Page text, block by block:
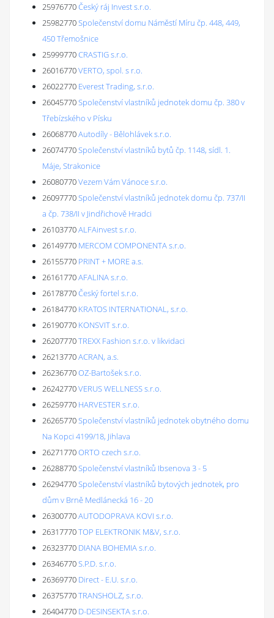
25976770Český ráj Invest s.r.o.
25982770Společenství domu Náměstí Míru čp. 448, 449,
450 Třemošnice
25999770CRASTIG s.r.o.
26016770VERTO, spol. s r.o.
26022770 Everest Trading, s.r.o.
26045770Společenství vlastníků jednotek domu čp. 380 v
Třebízského v Písku
26068770Autodíly - Bělohlávek s.r.o.
26074770Společenství vlastníků bytů čp. 1148, sídl. 1.
Máje, Strakonice
26080770Vezem Vám Vánoce s.r.o.
26097770Společenství vlastníků jednotek domu čp. 737/II
a čp. 738/II v Jindřichově Hradci
26103770ALFAinvest s.r.o.
26149770 MERCOM COMPONENTA s.r.o.
26155770 PRINT + MORE a.s.
26161770AFALINA s.r.o.
26178770Český fortel s.r.o.
26184770 KRATOS INTERNATIONAL, s.r.o.
26190770 KONSVIT s.r.o.
26207770TREXX Fashion s.r.o. v likvidaci
26213770ACRAN, a.s.
26236770OZ-Bartošek s.r.o.
26242770VERUS WELLNESS s.r.o.
26259770 HARVESTER s.r.o.
26265770Společenství vlastníků jednotek obytného domu
Na Kopci 4199/18, Jihlava
26271770ORTO czech s.r.o.
26288770Společenství vlastníků Ibsenova 3 - 5
26294770Společenství vlastníků bytových jednotek, pro
dům v Brně Medlánecká 16 - 20
26300770AUTODOPRAVA KOVI s.r.o.
26317770TOP ELEKTRONIK M&V, s.r.o.
26323770 DIANA BOHEMIA s.r.o.
26346770S.P.D. s.r.o.
26369770 Direct - E.U. s.r.o.
26375770TRANSHOLZ, s.r.o.
26404770 D-DESINSEKTA s.r.o.